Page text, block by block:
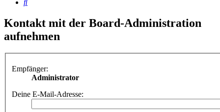
Suche
Kontakt mit der Board-Administration
aufnehmen
Empfänger:
Administrator
Deine E-Mail-Adresse: